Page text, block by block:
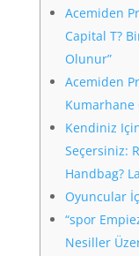
Acemiden
Capital T?
Olunur”
Acemiden
Kumarhane
Kendiniz
Seçersiniz:
Handbag?
Oyuncular
“spor
Nesiller